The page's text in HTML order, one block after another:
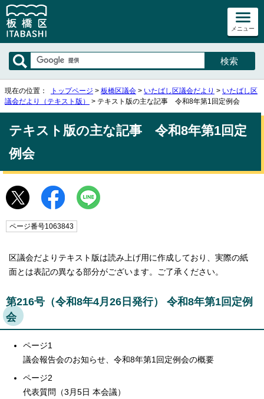
メニュー
現在の位置： トップページ > 板橋区議会 > いたばし区議会だより > いたばし区
議会だより（テキスト版）
> テキスト版の主な記事 令和8年第1回定例会
テキスト版の主な記事 令和8年第1回定
例会
ページ番号1063843
区議会だよりテキスト版は読み上げ用に作成しており、実際の紙
面とは表記の異なる部分がございます。ご了承ください。
第216号（令和8年4月26日発行） 令和8年第1回定例
会
ページ1
議会報告会のお知らせ、令和8年第1回定例会の概要
ページ2
代表質問（3月5日 本会議）